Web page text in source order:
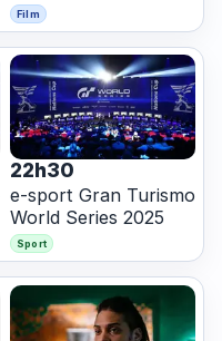
Film
22h30
e-sport Gran Turismo
World Series 2025
Sport